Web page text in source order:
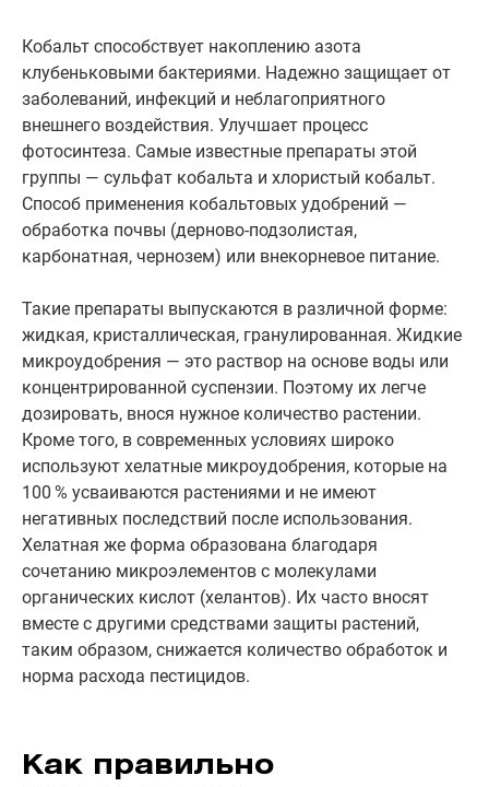
Кобальт способствует накоплению азота
клубеньковыми бактериями. Надежно защищает от
заболеваний, инфекций и неблагоприятного
внешнего воздействия. Улучшает процесс
фотосинтеза. Самые известные препараты этой
группы — сульфат кобальта и хлористый кобальт.
Способ применения кобальтовых удобрений —
обработка почвы (дерново-подзолистая,
карбонатная, чернозем) или внекорневое питание.
Такие препараты выпускаются в различной форме:
жидкая, кристаллическая, гранулированная. Жидкие
микроудобрения — это раствор на основе воды или
концентрированной суспензии. Поэтому их легче
дозировать, внося нужное количество растении.
Кроме того, в современных условиях широко
используют хелатные микроудобрения, которые на
100 % усваиваются растениями и не имеют
негативных последствий после использования.
Хелатная же форма образована благодаря
сочетанию микроэлементов с молекулами
органических кислот (хелантов). Их часто вносят
вместе с другими средствами защиты растений,
таким образом, снижается количество обработок и
норма расхода пестицидов.
Как правильно